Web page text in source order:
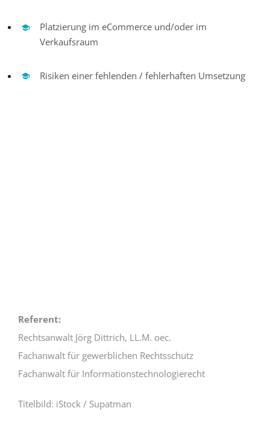
Platzierung im eCommerce und/oder im
Verkaufsraum
Risiken einer fehlenden / fehlerhaften Umsetzung
Referent:
Rechtsanwalt Jörg Dittrich, LL.M. oec.
Fachanwalt für gewerblichen Rechtsschutz
Fachanwalt für Informationstechnologierecht
Titelbild: iStock / Supatman